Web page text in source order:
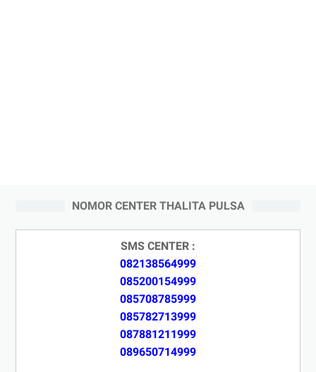
NOMOR CENTER THALITA PULSA
SMS CENTER :
082138564999
085200154999
085708785999
085782713999
087881211999
089650714999